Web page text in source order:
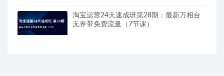
淘宝运营24天速成班第28期：最新万相台
无界带免费流量（7节课）